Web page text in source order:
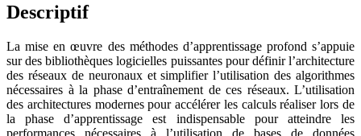
Descriptif
La mise en œuvre des méthodes d’apprentissage profond s’appuie
sur des bibliothèques logicielles puissantes pour définir l’architecture
des réseaux de neuronaux et simplifier l’utilisation des algorithmes
nécessaires à la phase d’entraînement de ces réseaux. L’utilisation
des architectures modernes pour accélérer les calculs réaliser lors de
la phase d’apprentissage est indispensable pour atteindre les
performances nécessaires à l’utilisation de bases de données